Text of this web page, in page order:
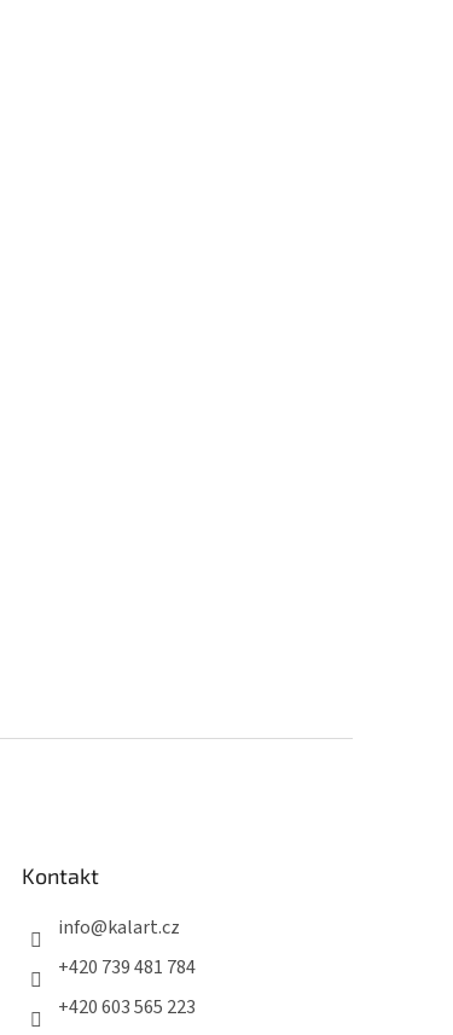
Kontakt
info@kalart.cz
+420 739 481 784
+420 603 565 223